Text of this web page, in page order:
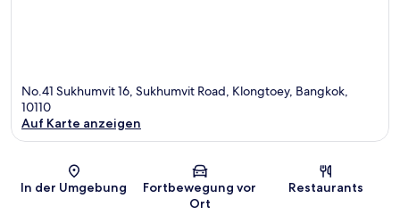
No.41 Sukhumvit 16, Sukhumvit Road, Klongtoey, Bangkok,
10110
Auf Karte anzeigen
In der Umgebung
Fortbewegung vor
Ort
Restaurants